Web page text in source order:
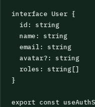
interface User {
  id: string
  name: string
  email: string
  avatar?: string
  roles: string[]
}
export const